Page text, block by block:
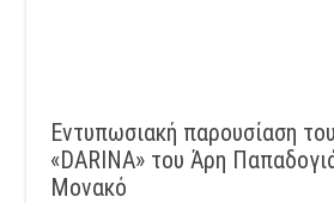
Εντυπωσιακή παρουσίαση
«DARINA» του Άρη
Μονακό